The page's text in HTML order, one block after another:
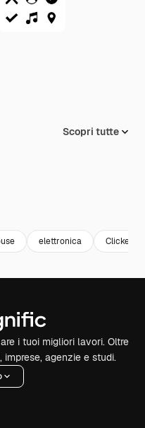
Scopri tutte
elettronica Clicker
i tuoi migliori lavori. Oltre
imprese, agenzie e studi.